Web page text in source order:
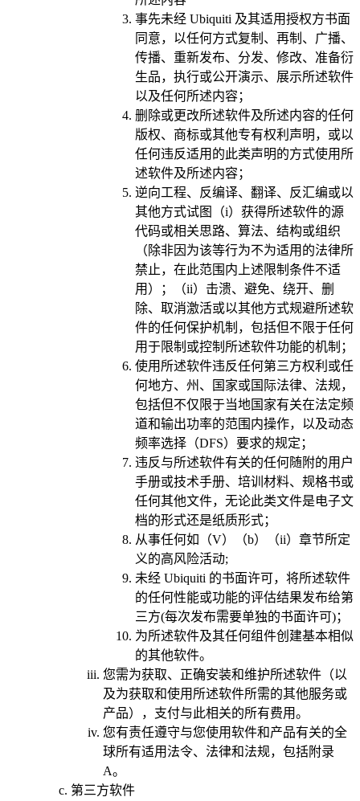
事先未经 Ubiquiti 及其适用授权方书面
同意，以任何方式复制、再制、广播、
传播、重新发布、分发、修改、准备衍
生品，执行或公开演示、展示所述软件
以及任何所述内容；
删除或更改所述软件及所述内容的任何
版权、商标或其他专有权利声明，或以
任何违反适用的此类声明的方式使用所
述软件及所述内容；
逆向工程、反编译、翻译、反汇编或以
其他方式试图（i）获得所述软件的源
代码或相关思路、算法、结构或组织
（除非因为该等行为不为适用的法律所
禁止，在此范围内上述限制条件不适
用）；（ii）击溃、避免、绕开、删
除、取消激活或以其他方式规避所述软
件的任何保护机制，包括但不限于任何
用于限制或控制所述软件功能的机制；
使用所述软件违反任何第三方权利或任
何地方、州、国家或国际法律、法规，
包括但不仅限于当地国家有关在法定频
道和输出功率的范围内操作，以及动态
频率选择（DFS）要求的规定；
违反与所述软件有关的任何随附的用户
手册或技术手册、培训材料、规格书或
任何其他文件，无论此类文件是电子文
档的形式还是纸质形式；
从事任何如（V）（b）（ii）章节所定
义的高风险活动;
未经 Ubiquiti 的书面许可，将所述软件
的任何性能或功能的评估结果发布给第
三方(每次发布需要单独的书面许可)；
为所述软件及其任何组件创建基本相似
的其他软件。
您需为获取、正确安装和维护所述软件（以
及为获取和使用所述软件所需的其他服务或
产品），支付与此相关的所有费用。
您有责任遵守与您使用软件和产品有关的全
球所有适用法令、法律和法规，包括附录
A。
第三方软件